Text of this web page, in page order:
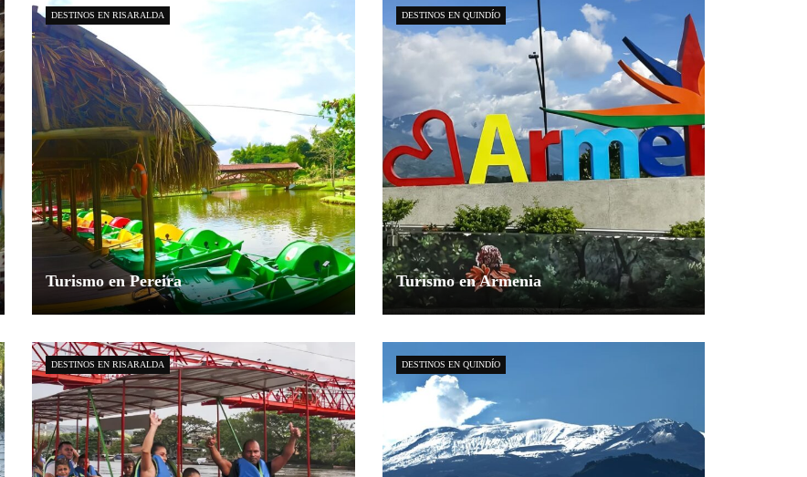
Turismo en Pereira
Explorador Andino junio 16, 2024
DESTINOS EN RISARALDA
Turismo en Armenia
Explorador Andino junio 17, 2024 1
DESTINOS EN QUINDÍO
DESTINOS EN RISARALDA DESTINOS EN QUINDÍO